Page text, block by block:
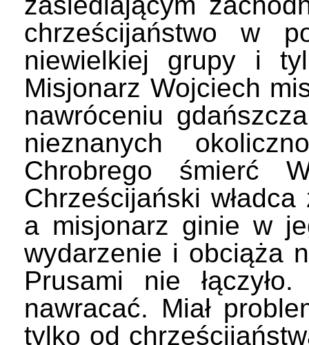
chrześcijaństwo w
niewielkiej grupy i
Misjonarz Wojciech
nawróceniu
nieznanych
Chrobrego śmierć
Chrześcijański
a misjonarz ginie w
wydarzenie i obciąża
Prusami nie
nawracać. Miał
tylko od